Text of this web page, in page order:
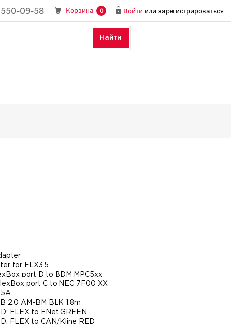
09-58 Корзина 0 Войти или зарегистрироваться
Найти
for FLX3.5
port D to BDM MPC5xx
port C to NEC 7F00 XX
5A
2.0 AM-BM BLK 1.8m
FLEX to ENet GREEN
FLEX to CAN/Kline RED